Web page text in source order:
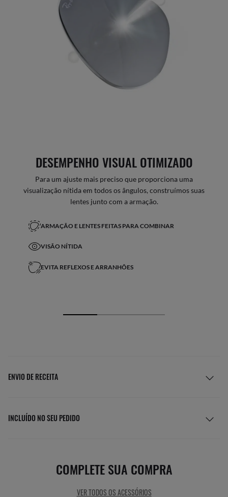
DESEMPENHO VISUAL OTIMIZADO
Para um ajuste mais preciso que proporciona uma
visualização nítida em todos os ângulos, construímos suas
lentes junto com a armação.
ARMAÇÃO E LENTES FEITAS PARA COMBINAR
VISÃO NÍTIDA
EVITA REFLEXOS E ARRANHÕES
ENVIO DE RECEITA
INCLUÍDO NO SEU PEDIDO
COMPLETE SUA COMPRA
VER TODOS OS ACESSÓRIOS